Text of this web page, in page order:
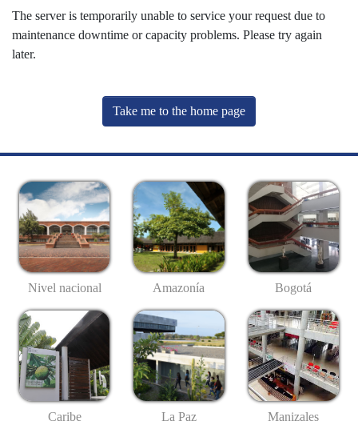
The server is temporarily unable to service your request due to
maintenance downtime or capacity problems. Please try again
later.
Take me to the home page
Nivel nacional Amazonía Bogotá
Caribe La Paz Manizales